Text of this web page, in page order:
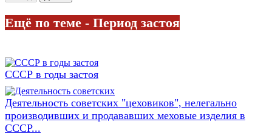
Ещё по теме - Период застоя
СССР в годы застоя
Деятельность советских "цеховиков", нелегально
производивших и продававших меховые изделия в
СССР...